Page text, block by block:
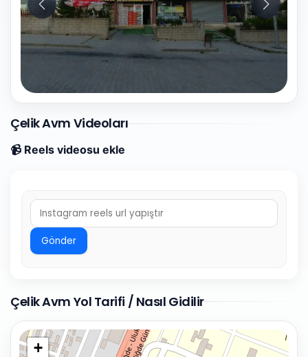
Çelik Avm Videoları
📹 Reels videosu ekle
Gönder
Çelik Avm Yol Tarifi / Nasıl Gidilir
+